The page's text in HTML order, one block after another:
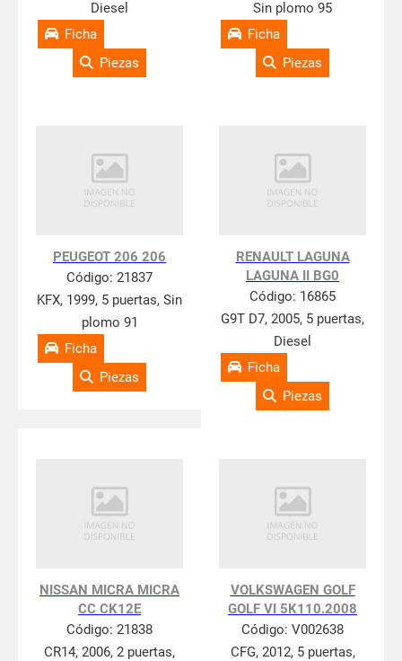
Diesel
Ficha
Piezas
Sin plomo 95
Ficha
Piezas
PEUGEOT 206 206
Código: 21837
KFX, 1999, 5 puertas, Sin
plomo 91
Ficha
Piezas
RENAULT LAGUNA
LAGUNA II BG0
Código: 16865
G9T D7, 2005, 5 puertas,
Diesel
Ficha
Piezas
NISSAN MICRA MICRA
CC CK12E
Código: 21838
CR14, 2006, 2 puertas,
VOLKSWAGEN GOLF
GOLF VI 5K110.2008
Código: V002638
CFG, 2012, 5 puertas,